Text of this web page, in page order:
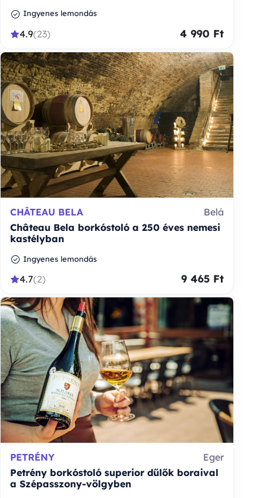
Ingyenes lemondás
4.9(23) 4 990 Ft
CHÂTEAU BELA
Belá
Château Bela borkóstoló a 250 éves nemesi
kastélyban
Ingyenes lemondás
4.7(2) 9 465 Ft
PETRÉNY
Eger
Petrény borkóstoló superior dűlők boraival
a Szépasszony-völgyben